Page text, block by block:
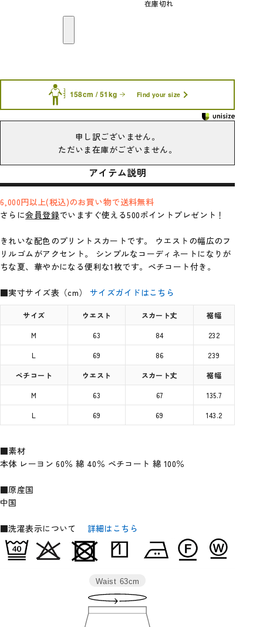
在庫切れ
158cm / 51kg Find your size
申し訳ございません。
ただいま在庫がございません。
アイテム説明
6,000円以上(税込)のお買い物で送料無料
さらに会員登録でいますぐ使える500ポイントプレゼント！
きれいな配色のプリントスカートです。 ウエストの幅広のフ
リルゴムがアクセント。 シンプルなコーディネートになりが
ちな夏、華やかになる便利な1枚です。ペチコート付き。
■実寸サイズ表（cm）サイズガイドはこちら
サイズ ウエスト スカート丈
裾幅
M
63 84
232
L
69 86
239
ペチコート
ウエスト スカート丈
裾幅
M
63 67
135.7
L
69 69 143.2
■素材
本体 レーヨン 60％ 綿 40％ ペチコート 綿 100％
■原産国
中国
■洗濯表示について 詳細はこちら
Waist 63cm